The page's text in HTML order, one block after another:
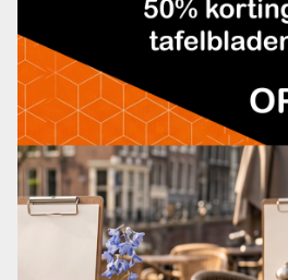
TERRASTAFELBLAD ROZE MET
MESSING RAND
€79,95